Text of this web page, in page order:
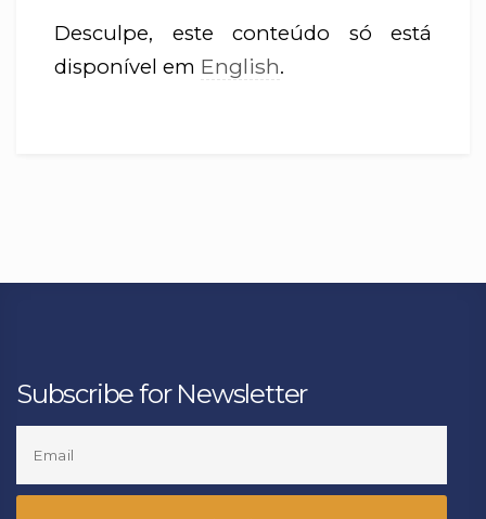
Desculpe, este conteúdo só está
disponível em English.
Subscribe for Newsletter